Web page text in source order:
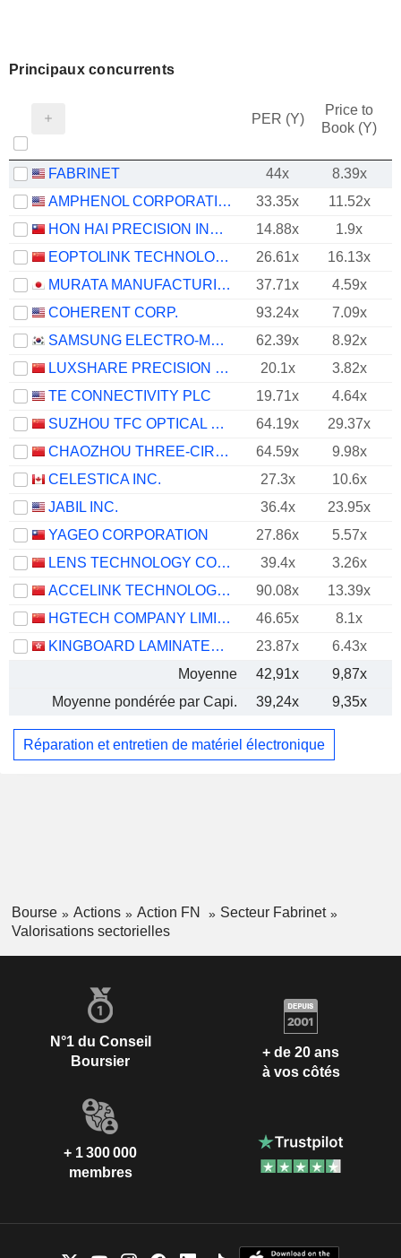
Principaux concurrents
PER (Y)
Price to
Book (Y)
FABRINET 44x
8.39x
AMPHENOL CORPORATION
33.35x
11.52x
HON HAI PRECISION INDUSTRY CO., LTD.
14.88x
1.9x
EOPTOLINK TECHNOLOGY INC., LTD.
26.61x
16.13x
MURATA MANUFACTURING CO., LTD.
37.71x
4.59x
COHERENT CORP.
93.24x
7.09x
SAMSUNG ELECTRO-MECHANICS CO., LTD.
62.39x
8.92x
LUXSHARE PRECISION INDUSTRY CO., LTD.
20.1x
3.82x
TE CONNECTIVITY PLC
19.71x
4.64x
SUZHOU TFC OPTICAL COMMUNICATION CO., LTD.
64.19x
29.37x
CHAOZHOU THREE-CIRCLE (GROUP) CO.,LTD.
64.59x
9.98x
CELESTICA INC.
27.3x
10.6x
JABIL INC.
36.4x
23.95x
YAGEO CORPORATION
27.86x
5.57x
LENS TECHNOLOGY CO., LTD.
39.4x
3.26x
ACCELINK TECHNOLOGIES CO,LTD.
90.08x
13.39x
HGTECH COMPANY LIMITED
46.65x
8.1x
KINGBOARD LAMINATES HOLDINGS LIMITED
23.87x
6.43x
Moyenne
42,91x
9,87x
Moyenne pondérée par Capi.
39,24x 9,35x
Réparation et entretien de matériel électronique
Bourse Actions Action FN
Secteur Fabrinet
Valorisations sectorielles
N°1 du Conseil
Boursier
+ de 20 ans
à vos côtés
+ 1 300 000
membres